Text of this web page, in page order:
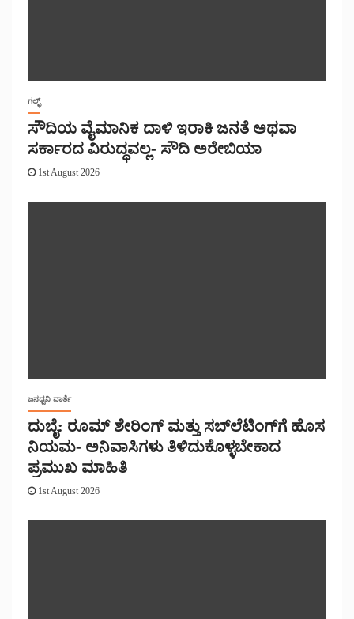
ಗಲ್ಫ್
ಸೌದಿಯ ವೈಮಾನಿಕ ದಾಳಿ ಇರಾಕಿ ಜನತೆ ಅಥವಾ
ಸರ್ಕಾರದ ವಿರುದ್ಧವಲ್ಲ- ಸೌದಿ ಅರೇಬಿಯಾ
1st August 2026
ಜನಧ್ವನಿ ವಾರ್ತೆ
ದುಬೈ: ರೂಮ್ ಶೇರಿಂಗ್ ಮತ್ತು ಸಬ್‌ಲೆಟಿಂಗ್‌ಗೆ ಹೊಸ
ನಿಯಮ- ಅನಿವಾಸಿಗಳು ತಿಳಿದುಕೊಳ್ಳಬೇಕಾದ
ಪ್ರಮುಖ ಮಾಹಿತಿ
1st August 2026